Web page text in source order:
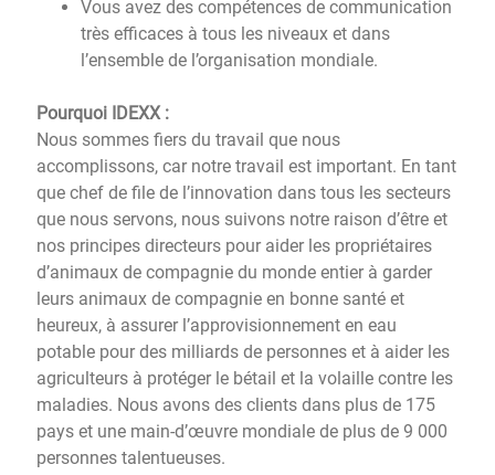
Vous avez des compétences de communication
très efficaces à tous les niveaux et dans
l’ensemble de l’organisation mondiale.
Pourquoi IDEXX :
Nous sommes fiers du travail que nous
accomplissons, car notre travail est important. En tant
que chef de file de l’innovation dans tous les secteurs
que nous servons, nous suivons notre raison d’être et
nos principes directeurs pour aider les propriétaires
d’animaux de compagnie du monde entier à garder
leurs animaux de compagnie en bonne santé et
heureux, à assurer l’approvisionnement en eau
potable pour des milliards de personnes et à aider les
agriculteurs à protéger le bétail et la volaille contre les
maladies. Nous avons des clients dans plus de 175
pays et une main-d’œuvre mondiale de plus de 9 000
personnes talentueuses.